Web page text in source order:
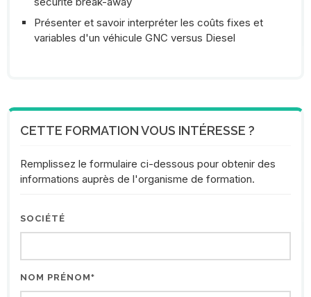
Présenter et savoir interpréter les coûts fixes et
variables d'un véhicule GNC versus Diesel
CETTE FORMATION VOUS INTÉRESSE ?
Remplissez le formulaire ci-dessous pour obtenir des
informations auprès de l'organisme de formation.
SOCIÉTÉ
NOM PRÉNOM*